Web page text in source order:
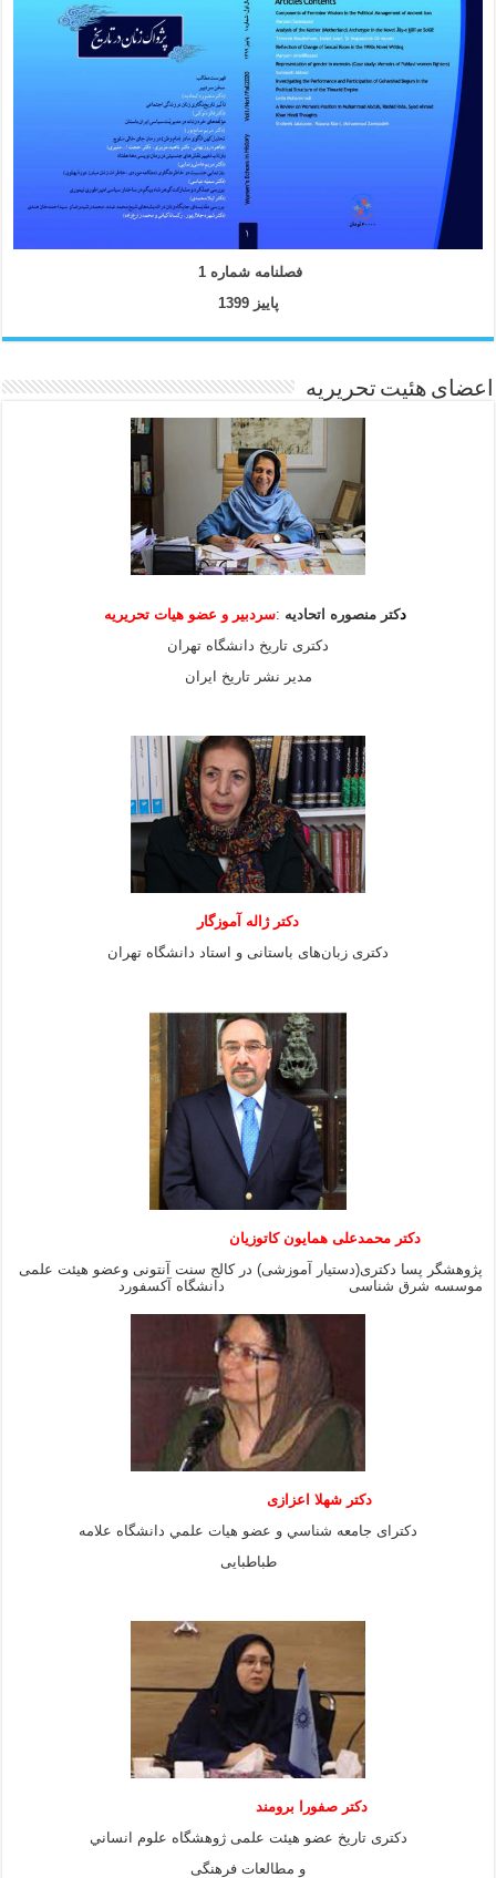
فصلنامه شماره 1
پاییز 1399
اعضای هئیت تحریریه
دکتر منصوره اتحادیه :سردبیر و عضو هیاتتحریریه
دکتری تاریخ دانشگاه تهران
مدیر نشر تاریخ ایران
دکتر ژاله آموزگار
دکتری زبان‌های باستانی و استاد دانشگاه تهران
دکتر محمدعلی همایون کاتوزیان
پژوهشگر پسا دکتری(دستیار آموزشی) در کالج سنت آنتونی وعضو هیئت علمی
موسسه شرق شناسی دانشگاه آکسفورد
دكتر شهلا اعزازى
دكتراى جامعه شناسي و عضو هيات علمي دانشگاه علامه
طباطبايى
دكتر صفورا برومند
دكترى تاريخ عضو هيئت علمى ژوهشگاه علوم انساني
و مطالعات فرهنگى